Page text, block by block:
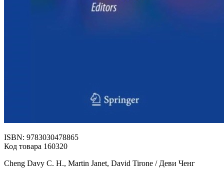
ISBN: 9783030478865
Код товара 160320
Cheng Davy C. H., Martin Janet, David Tirone / Деви Ченг